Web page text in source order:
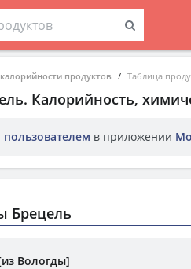
продуктов Таблица
. Калорийность,
пользователем в приложении
Брецель
Вологды]